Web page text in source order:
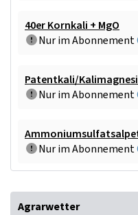
40er Kornkali + MgO
Nur im Abonnement
Patentkali/
Nur im Abonnement
Nur im Abonnement
Agrarwetter